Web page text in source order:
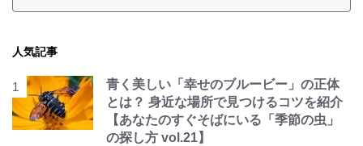
人気記事
青く美しい「幸せのブルービー」の正体
とは？ 身近な場所で見つけるコツを紹介
【あなたのすぐそばにいる「季節の虫」
の探し方 vol.21】